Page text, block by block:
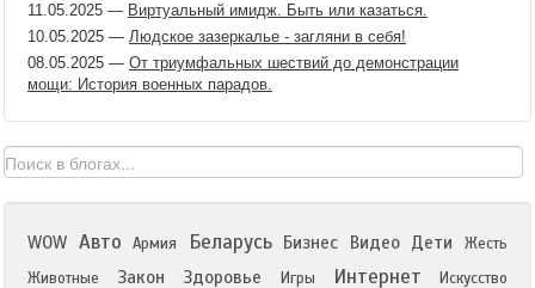
11.05.2025 — Виртуальный имидж. Быть или казаться.
10.05.2025 — Людское зазеркалье - загляни в себя!
08.05.2025 — От триумфальных шествий до демонстрации
мощи: История военных парадов.
WOW Авто Армия Беларусь Бизнес Видео Дети
Жесть
Животные
Закон Здоровье Игры Интернет Искусство